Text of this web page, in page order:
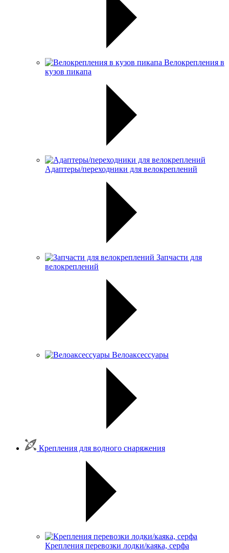
Велокрепления в
кузов пикапа
Адаптеры/переходники для велокреплений
Запчасти для
велокреплений
Велоаксессуары
Крепления для водного снаряжения
Крепления перевозки лодки/каяка, серфа